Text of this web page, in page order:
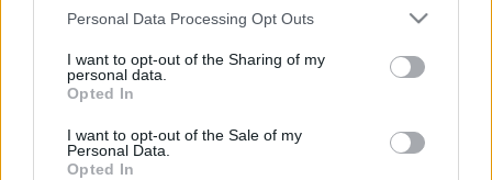
Please note that this website/app uses one or more Google
not limited to your visit or usage behaviour. You may click to
grant or deny consent to Google and its third-party tags to
use your data for below specified purposes in below Google
consent section.
Personal Data Processing Opt Outs
I want to opt-out of the Sharing of my
personal data.
Opted In
I want to opt-out of the Sale of my
Personal Data.
Opted In
83 km/h
(±0 km/h)
Liikennemäärä
85 km/h
(+2 km/h)
Liikennemäärä
Yleiskuvassa huomioitu mittauspisteet välillä Kotka, Kotkansaari -
<